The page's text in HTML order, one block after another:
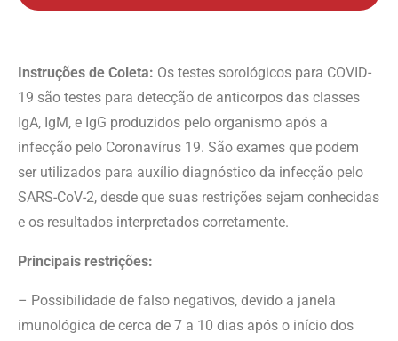
Instruções de Coleta: Os testes sorológicos para COVID-
19 são testes para detecção de anticorpos das classes
IgA, IgM, e IgG produzidos pelo organismo após a
infecção pelo Coronavírus 19. São exames que podem
ser utilizados para auxílio diagnóstico da infecção pelo
SARS-CoV-2, desde que suas restrições sejam conhecidas
e os resultados interpretados corretamente.
Principais restrições:
– Possibilidade de falso negativos, devido a janela
imunológica de cerca de 7 a 10 dias após o início dos